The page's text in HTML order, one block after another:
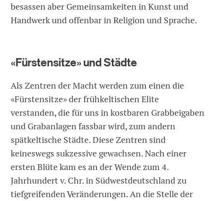
besassen aber Gemeinsamkeiten in Kunst und
Handwerk und offenbar in Religion und Sprache.
«Fürstensitze» und Städte
Als Zentren der Macht werden zum einen die
«Fürstensitze» der frühkeltischen Elite
verstanden, die für uns in kostbaren Grabbeigaben
und Grabanlagen fassbar wird, zum andern
spätkeltische Städte. Diese Zentren sind
keineswegs sukzessive gewachsen. Nach einer
ersten Blüte kam es an der Wende zum 4.
Jahrhundert v. Chr. in Südwestdeutschland zu
tiefgreifenden Veränderungen. An die Stelle der